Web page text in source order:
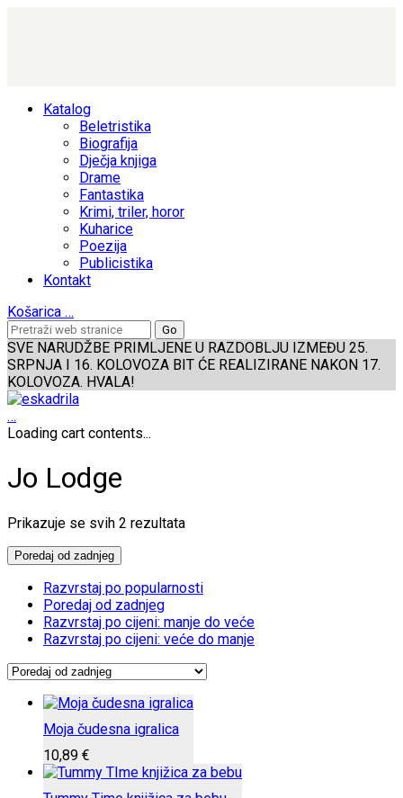
Katalog
Beletristika
Biografija
Dječja knjiga
Drame
Fantastika
Krimi, triler, horor
Kuharice
Poezija
Publicistika
Kontakt
Košarica …
SVE NARUDŽBE PRIMLJENE U RAZDOBLJU IZMEĐU 25.
SRPNJA I 16. KOLOVOZA BIT ĆE REALIZIRANE NAKON 17.
KOLOVOZA. HVALA!
…
Loading cart contents...
Jo Lodge
Prikazuje se svih 2 rezultataPoredano
Poredaj od zadnjeg
Razvrstaj po popularnosti
Poredaj od zadnjeg
Razvrstaj po cijeni: manje do veće
Razvrstaj po cijeni: veće do manje
Moja čudesna igralica
10,89 €